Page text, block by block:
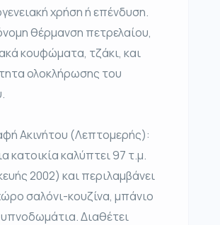
χρήση ή επένδυση.
θέρμανση πετρελαίου,
κουφώματα, τζάκι, και
ολοκλήρωσης του
Ακινήτου (Λεπτομερής):
κατοικία καλύπτει 97 τ.μ.
2002) και περιλαμβάνει
σαλόνι-κουζίνα, μπάνιο
Διαθέτει